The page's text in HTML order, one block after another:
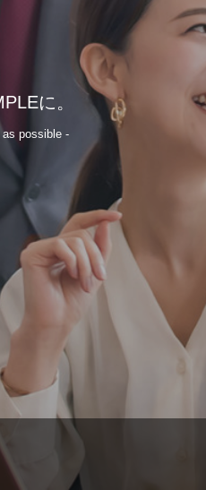
に。
possible -
所” 「ほいくらうんじ」を開設
活用企業（女性活躍/未経験・学歴